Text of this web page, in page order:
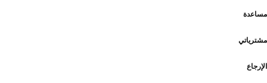
مساعدة
مشترياتي
الإرجاع